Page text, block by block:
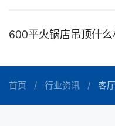
600平火锅店吊顶什么
首页 行业资讯 客